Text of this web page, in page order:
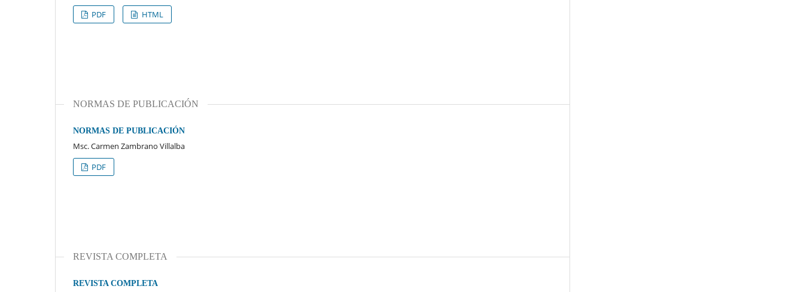
PDF
HTML
NORMAS DE PUBLICACIÓN
NORMAS DE PUBLICACIÓN
Msc. Carmen Zambrano Villalba
PDF
REVISTA COMPLETA
REVISTA COMPLETA